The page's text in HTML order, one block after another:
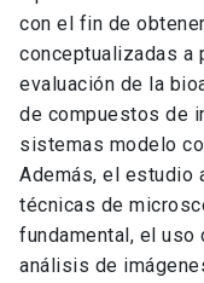
con el fin de
conceptualizadas a
evaluación de la
de compuestos de
sistemas modelo
Además, el estudio
técnicas de
fundamental, el uso
análisis de